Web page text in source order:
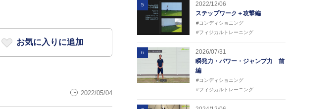
お気に入りに追加
2022/05/04
5
2022/12/06
ステップワーク＋攻撃編
#コンディショニング
#フィジカルトレーニング
6
2026/07/31
瞬発力・パワー・ジャンプ力 前
編
#コンディショニング
#フィジカルトレーニング